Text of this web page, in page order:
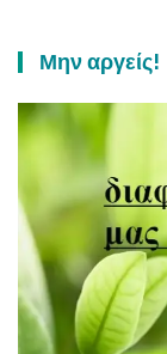
Μην αργείς!